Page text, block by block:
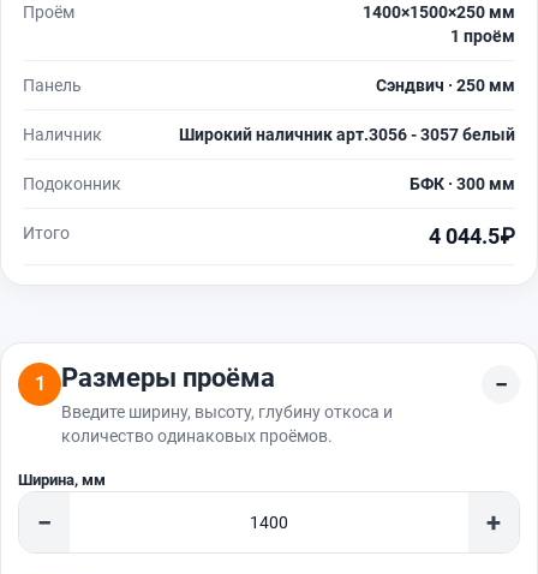
Проём
1400×1500×250 мм
1 проём
Панель Сэндвич · 250 мм
Наличник Широкий наличник арт.3056 - 3057 белый
Подоконник БФК · 300 мм
Итого 4 044.5₽
1 Размеры проёма
Введите ширину, высоту, глубину откоса и
количество одинаковых проёмов.
Ширина, мм
− +